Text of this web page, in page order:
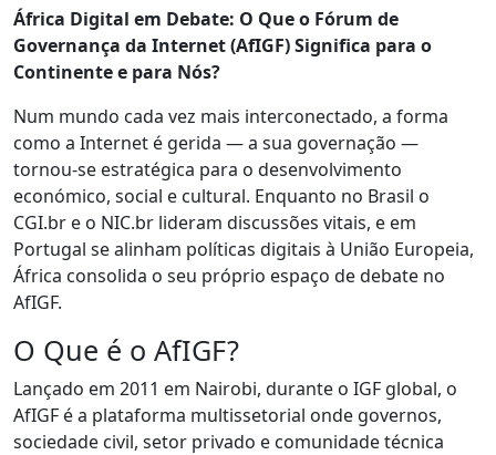
África Digital em Debate: O Que o Fórum de
Governança da Internet (AfIGF) Significa para o
Continente e para Nós?
Num mundo cada vez mais interconectado, a forma
como a Internet é gerida — a sua governação —
tornou-se estratégica para o desenvolvimento
económico, social e cultural. Enquanto no Brasil o
CGI.br e o NIC.br lideram discussões vitais, e em
Portugal se alinham políticas digitais à União Europeia,
África consolida o seu próprio espaço de debate no
AfIGF.
O Que é o AfIGF?
Lançado em 2011 em Nairobi, durante o IGF global, o
AfIGF é a plataforma multissetorial onde governos,
sociedade civil, setor privado e comunidade técnica